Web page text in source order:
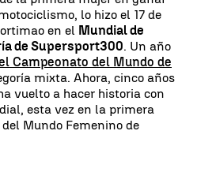
lo hizo el 17 de
en el Mundial de
de Supersport300. Un año
Campeonato del Mundo de
mixta. Ahora, cinco años
vuelto a hacer historia con
esta vez en la primera
Mundo Femenino de